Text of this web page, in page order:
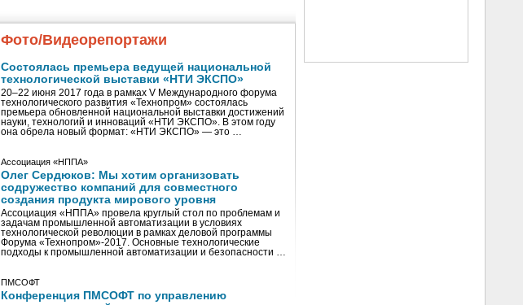
Фото/Видеорепортажи
Состоялась премьера ведущей национальной
технологической выставки «НТИ ЭКСПО»
20–22 июня 2017 года в рамках V Международного форума
технологического развития «Технопром» состоялась
премьера обновленной национальной выставки достижений
науки, технологий и инноваций «НТИ ЭКСПО». В этом году
она обрела новый формат: «НТИ ЭКСПО» — это …
Ассоциация «НППА»
Олег Сердюков: Мы хотим организовать
содружество компаний для совместного
создания продукта мирового уровня
Ассоциация «НППА» провела круглый стол по проблемам и
задачам промышленной автоматизации в условиях
технологической революции в рамках деловой программы
Форума «Технопром»-2017. Основные технологические
подходы к промышленной автоматизации и безопасности …
ПМСОФТ
Конференция ПМСОФТ по управлению